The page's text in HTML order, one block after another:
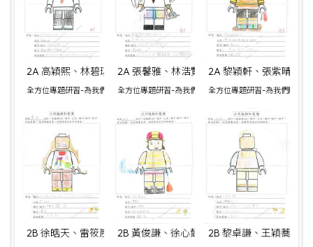
2A 高穎熙、林碧琪、何澋茹、陳奕男、羅澤浩
全方位專題研習-為我們服務的人
2A 張馨雅、林浩賢、黃巧賢、李宇僖
全方位專題研習-為我們服務的人
2A 黎穎軒、張紫晴、
全方位專題研習-為我們服務的
2B 徐皓天、雷筱嵐、李智霖、陳玥佟、賴奕祈
2B 黃俊謙、徐心懿、劉晞兒、劉浩楊、陳睿
2B 黎卓謙、王穎蕎、